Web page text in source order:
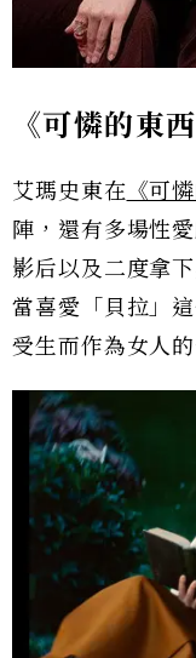
《可憐的東
艾瑪史東在 《可
陣，還有多場性
影后以及二度拿
當喜愛「貝拉」
受生而作為女人